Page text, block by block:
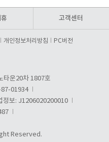
고객센터
개인정보처리방침 PC버전
타운20차 1807호
87-01934
정보: J1206020200010
Reserved.